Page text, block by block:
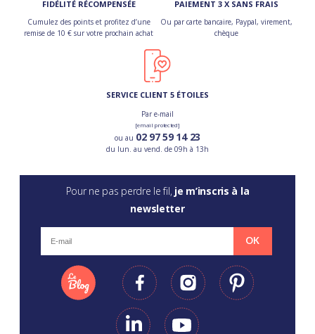
FIDÉLITÉ RÉCOMPENSÉE
Cumulez des points et profitez d’une
remise de 10 € sur votre prochain achat
PAIEMENT 3 X SANS FRAIS
Ou par carte bancaire, Paypal, virement,
chèque
SERVICE CLIENT 5 ÉTOILES
Par e-mail
[email protected]
ou au 02 97 59 14 23
du lun. au vend. de 09h à 13h
Pour ne pas perdre le fil, je m’inscris à la
newsletter
OK